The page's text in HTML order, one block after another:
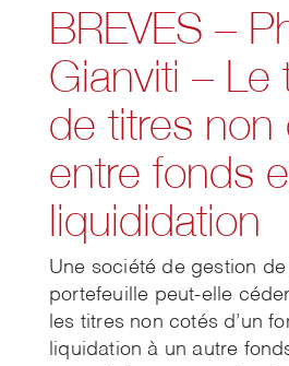
BREVES –
Gianviti – Le
de titres non
entre fonds
liquididation
Une société de gestion de
portefeuille peut-elle céder
les titres non cotés d’un
liquidation à un autre